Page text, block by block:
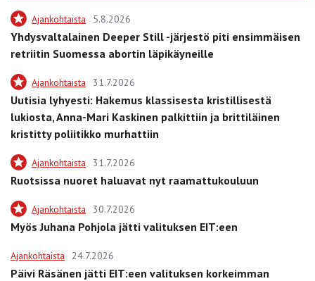
Ajankohtaista 5.8.2026
Yhdysvaltalainen Deeper Still -järjestö piti ensimmäisen
retriitin Suomessa abortin läpikäyneille
Ajankohtaista 31.7.2026
Uutisia lyhyesti: Hakemus klassisesta kristillisestä
lukiosta, Anna-Mari Kaskinen palkittiin ja brittiläinen
kristitty poliitikko murhattiin
Ajankohtaista 31.7.2026
Ruotsissa nuoret haluavat nyt raamattukouluun
Ajankohtaista 30.7.2026
Myös Juhana Pohjola jätti valituksen EIT:een
Ajankohtaista 24.7.2026
Päivi Räsänen jätti EIT:een valituksen korkeimman